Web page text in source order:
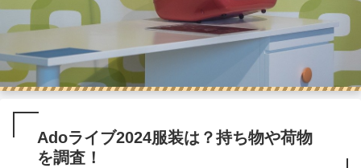
Adoライブ2024服装は？持ち物や荷物
を調査！